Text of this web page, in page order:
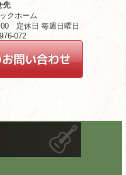
先
クホーム
定休日 毎週日曜日
072